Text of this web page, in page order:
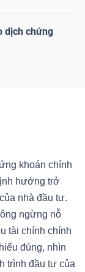
dịch chứng
khoán chính
hướng trở
nhà đầu tư.
ngừng nỗ
tài chính chính
đúng, nhìn
trình đầu tư của